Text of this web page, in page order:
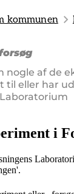
kommunen
nogle af de
til eller har
i